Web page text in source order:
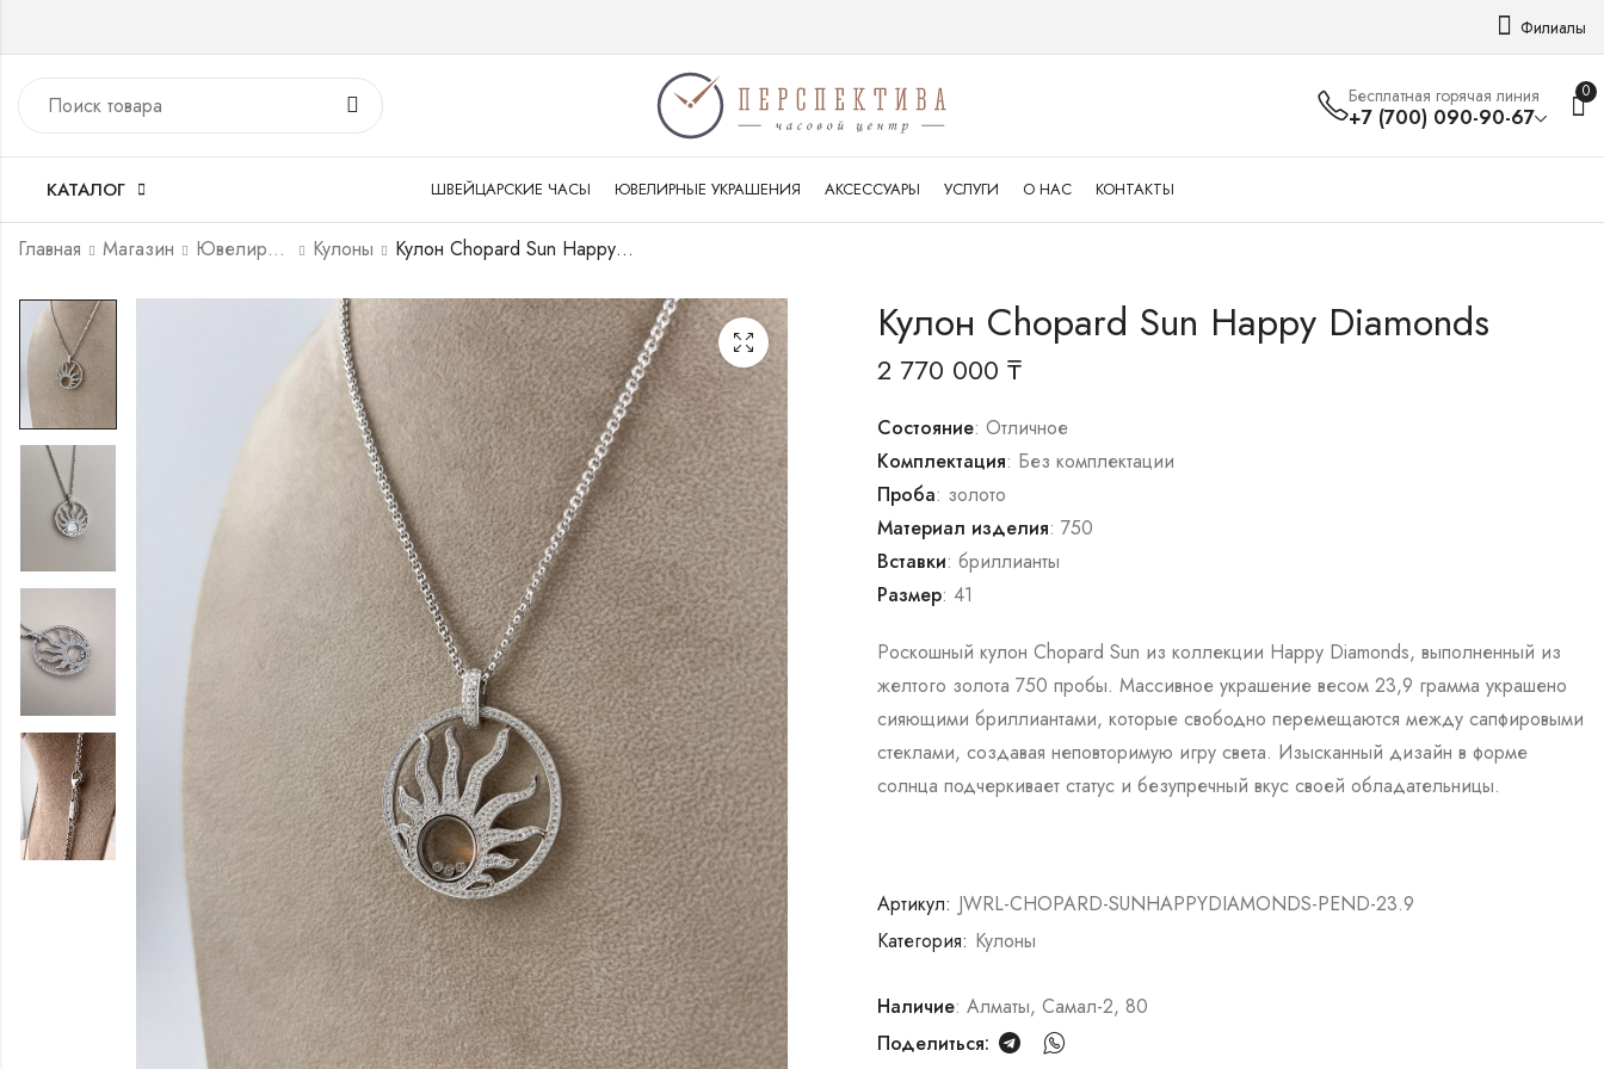
Филиалы
Бесплатная горячая линия
+7 (700) 090-90-67
0
КАТАЛОГ ШВЕЙЦАРСКИЕ ЧАСЫ ЮВЕЛИРНЫЕ УКРАШЕНИЯ АКСЕССУАРЫ УСЛУГИ О НАС КОНТАКТЫ
Главная Магазин Ювелирные украшения Кулоны Кулон Chopard Sun Happy Diamonds
Кольцо с рубином
Кольцо с сапфиром
Кулон Chopard Sun Happy Diamonds
2 770 000 ₸
Состояние: Отличное
Комплектация: Без комплектации
Проба: золото
Материал изделия: 750
Вставки: бриллианты
Размер: 41
Роскошный кулон Chopard Sun из коллекции Happy Diamonds, выполненный из
желтого золота 750 пробы. Массивное украшение весом 23,9 грамма украшено
сияющими бриллиантами, которые свободно перемещаются между сапфировыми
стеклами, создавая неповторимую игру света. Изысканный дизайн в форме
солнца подчеркивает статус и безупречный вкус своей обладательницы.
Артикул: JWRL-CHOPARD-SUNHAPPYDIAMONDS-PEND-23.9
Категория: Кулоны
Наличие: Алматы, Самал-2, 80
Поделиться: